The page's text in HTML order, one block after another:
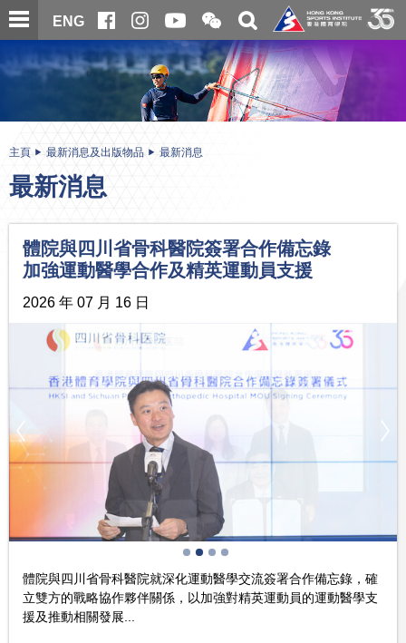
跳
至
內
ENG
開
合
微
信
二
維
碼
關
搜
尋
内
主頁 最新消息及出版物品 最新消息
最新消息
體院與四川省骨科醫院簽署合作備忘錄
加強運動醫學合作及精英運動員支援
2026 年 07 月 16 日
體院與四川省骨科醫院就深化運動醫學交流簽署合作備忘錄，確
立雙方的戰略協作夥伴關係，以加強對精英運動員的運動醫學支
援及推動相關發展...